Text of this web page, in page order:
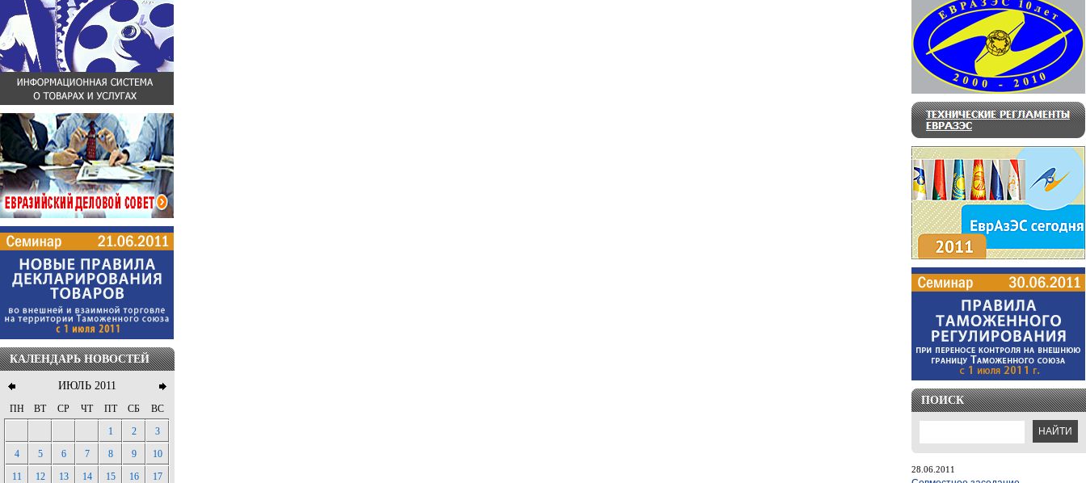
КАЛЕНДАРЬ НОВОСТЕЙ
ИЮЛЬ 2011
ПН ВТ СР ЧТ ПТ СБ
ВС
1
2
3
4
5 6 7 8 9
10
11
12 13 14 15 16
17
ПОИСК
28.06.2011